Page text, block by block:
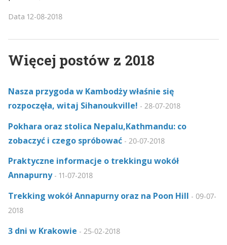
Data 12-08-2018
Więcej postów z 2018
Nasza przygoda w Kambodży właśnie się
rozpoczęła, witaj Sihanoukville! - 28-07-2018
Pokhara oraz stolica Nepalu,Kathmandu: co
zobaczyć i czego spróbować - 20-07-2018
Praktyczne informacje o trekkingu wokół
Annapurny- 11-07-2018
Trekking wokół Annapurny oraz na Poon Hill - 09-07-
2018
3 dni w Krakowie - 25-02-2018